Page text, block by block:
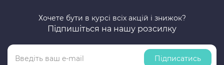
Хочете бути в курсі всіх акцій і знижок?
Підпишіться на нашу розсилку
Підписатись